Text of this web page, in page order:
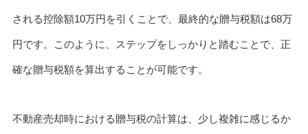
される控除額10万円を引くことで、最終的な贈与税額は68万
円です。このように、ステップをしっかりと踏むことで、正
確な贈与税額を算出することが可能です。
不動産売却時における贈与税の計算は、少し複雑に感じるか